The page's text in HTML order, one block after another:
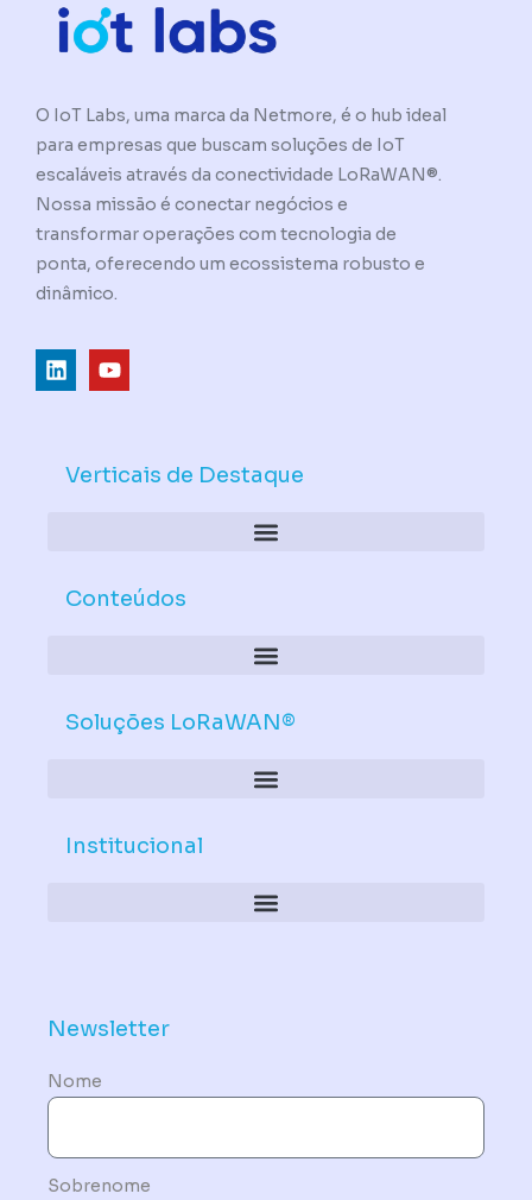
O IoT Labs, uma marca da Netmore, é o hub ideal
para empresas que buscam soluções de IoT
escaláveis através da conectividade LoRaWAN®.
Nossa missão é conectar negócios e
transformar operações com tecnologia de
ponta, oferecendo um ecossistema robusto e
dinâmico.
L
i
d
Y
o
b
Verticais de Destaque
Conteúdos
Soluções LoRaWAN®
Institucional
Newsletter
Nome
Sobrenome